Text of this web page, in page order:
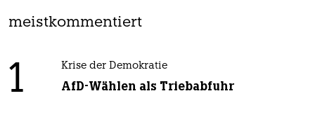
meistkommentiert
1 Krise der Demokratie
AfD-Wählen als Triebabfuhr